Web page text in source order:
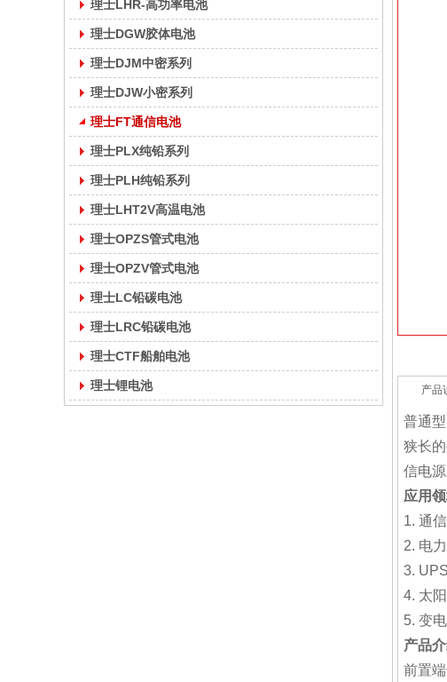
理士LHR-高功率电池
理士DGW胶体电池
理士DJM中密系列
理士DJW小密系列
理士FT通信电池
理士PLX纯铅系列
理士PLH纯铅系列
理士LHT2V高温电池
理士OPZS管式电池
理士OPZV管式电池
理士LC铅碳电池
理士LRC铅碳电池
理士CTF船舶电池
理士锂电池 产品
普通
狭长
信电源
应用领
1. 通
2. 电
3.
4. 太
5. 变
产品介
前置